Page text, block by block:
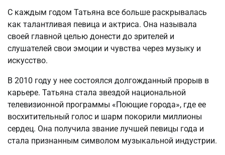
С каждым годом Татьяна все больше раскрывалась
как талантливая певица и актриса. Она называла
своей главной целью донести до зрителей и
слушателей свои эмоции и чувства через музыку и
искусство.
В 2010 году у нее состоялся долгожданный прорыв в
карьере. Татьяна стала звездой национальной
телевизионной программы «Поющие города», где ее
восхитительный голос и шарм покорили миллионы
сердец. Она получила звание лучшей певицы года и
стала признанным символом музыкальной индустрии.